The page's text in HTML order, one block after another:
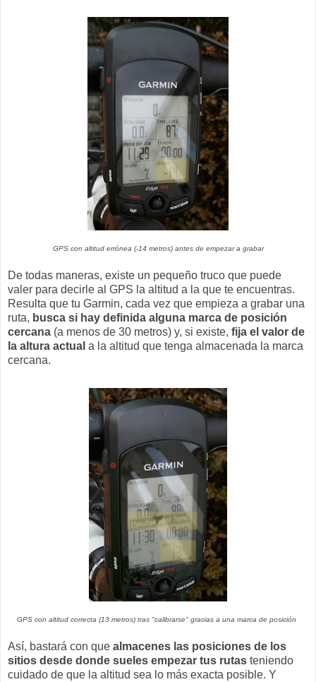
GPS con altitud errónea (-14 metros) antes de empezar a grabar
De todas maneras, existe un pequeño truco que puede
valer para decirle al GPS la altitud a la que te encuentras.
Resulta que tu Garmin, cada vez que empieza a grabar una
ruta, busca si hay definida alguna marca de posición
cercana (a menos de 30 metros) y, si existe, fija el valor de
la altura actual a la altitud que tenga almacenada la marca
cercana.
GPS con altitud correcta (13 metros) tras "calibrarse" gracias a una marca de posición
Así, bastará con que almacenes las posiciones de los
sitios desde donde sueles empezar tus rutas teniendo
cuidado de que la altitud sea lo más exacta posible. Y